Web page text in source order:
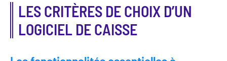
LES CRITÈRES DE CHOIX D’UN
LOGICIEL DE CAISSE